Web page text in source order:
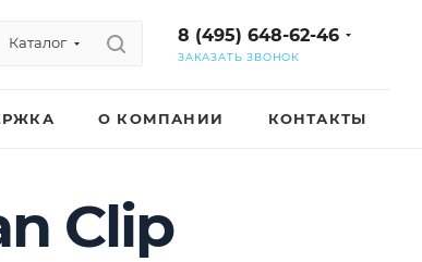
Каталог 8 (495) 648-62-46
ЗАКАЗАТЬ ЗВОНОК
О КОМПАНИИ КОНТАКТЫ
Clip